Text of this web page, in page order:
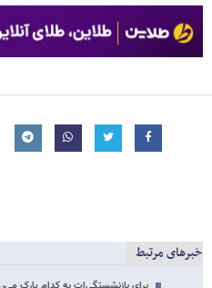
خبرهای مرتبط